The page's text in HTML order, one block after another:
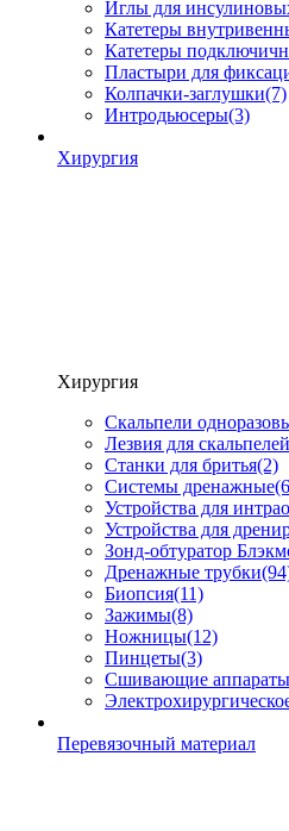
Иглы для
Катетеры
Катетеры
Пластыри для
Колпачки-заглушки(7)
Интродьюсеры(3)
Хирургия
Хирургия
Скальпели
Лезвия для скальпелей
Станки для бритья(2)
Системы дренажные
Устройства для
Устройства для
Зонд-обтуратор
Дренажные трубки
Биопсия(11)
Зажимы(8)
Ножницы(12)
Пинцеты(3)
Сшивающие аппараты
Перевязочный материал